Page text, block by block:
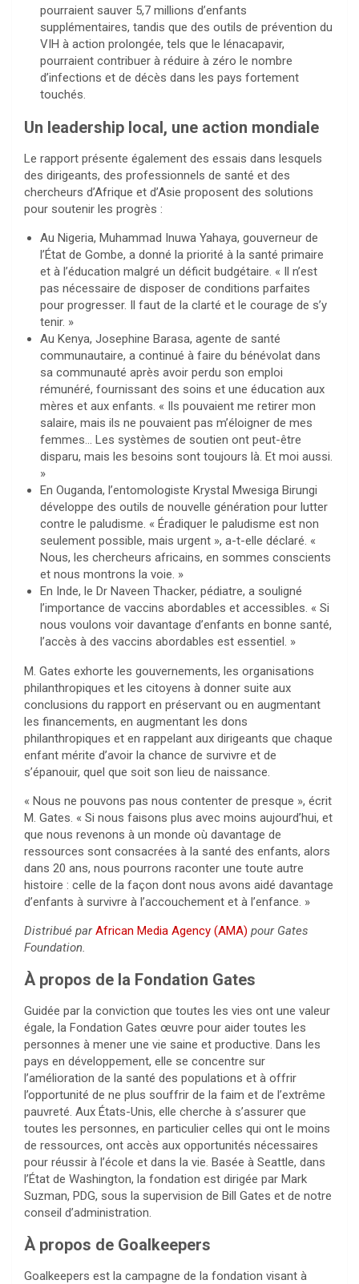
pourraient sauver 5,7 millions d’enfants
supplémentaires, tandis que des outils de prévention du
VIH à action prolongée, tels que le lénacapavir,
pourraient contribuer à réduire à zéro le nombre
d’infections et de décès dans les pays fortement
touchés.
Un leadership local, une action mondiale
Le rapport présente également des essais dans lesquels
des dirigeants, des professionnels de santé et des
chercheurs d’Afrique et d’Asie proposent des solutions
pour soutenir les progrès :
Au Nigeria, Muhammad Inuwa Yahaya, gouverneur de
l’État de Gombe, a donné la priorité à la santé primaire
et à l’éducation malgré un déficit budgétaire. « Il n’est
pas nécessaire de disposer de conditions parfaites
pour progresser. Il faut de la clarté et le courage de s’y
tenir. »
Au Kenya, Josephine Barasa, agente de santé
communautaire, a continué à faire du bénévolat dans
sa communauté après avoir perdu son emploi
rémunéré, fournissant des soins et une éducation aux
mères et aux enfants. « Ils pouvaient me retirer mon
salaire, mais ils ne pouvaient pas m’éloigner de mes
femmes… Les systèmes de soutien ont peut-être
disparu, mais les besoins sont toujours là. Et moi aussi.
»
En Ouganda, l’entomologiste Krystal Mwesiga Birungi
développe des outils de nouvelle génération pour lutter
contre le paludisme. « Éradiquer le paludisme est non
seulement possible, mais urgent », a-t-elle déclaré. «
Nous, les chercheurs africains, en sommes conscients
et nous montrons la voie. »
En Inde, le Dr Naveen Thacker, pédiatre, a souligné
l’importance de vaccins abordables et accessibles. « Si
nous voulons voir davantage d’enfants en bonne santé,
l’accès à des vaccins abordables est essentiel. »
M. Gates exhorte les gouvernements, les organisations
philanthropiques et les citoyens à donner suite aux
conclusions du rapport en préservant ou en augmentant
les financements, en augmentant les dons
philanthropiques et en rappelant aux dirigeants que chaque
enfant mérite d’avoir la chance de survivre et de
s’épanouir, quel que soit son lieu de naissance.
« Nous ne pouvons pas nous contenter de presque », écrit
M. Gates. « Si nous faisons plus avec moins aujourd’hui, et
que nous revenons à un monde où davantage de
ressources sont consacrées à la santé des enfants, alors
dans 20 ans, nous pourrons raconter une toute autre
histoire : celle de la façon dont nous avons aidé davantage
d’enfants à survivre à l’accouchement et à l’enfance. »
Distribué parAfrican Media Agency (AMA) pour Gates
Foundation.
À propos de la Fondation Gates
Guidée par la conviction que toutes les vies ont une valeur
égale, la Fondation Gates œuvre pour aider toutes les
personnes à mener une vie saine et productive. Dans les
pays en développement, elle se concentre sur
l’amélioration de la santé des populations et à offrir
l’opportunité de ne plus souffrir de la faim et de l’extrême
pauvreté. Aux États-Unis, elle cherche à s’assurer que
toutes les personnes, en particulier celles qui ont le moins
de ressources, ont accès aux opportunités nécessaires
pour réussir à l’école et dans la vie. Basée à Seattle, dans
l’État de Washington, la fondation est dirigée par Mark
Suzman, PDG, sous la supervision de Bill Gates et de notre
conseil d’administration.
À propos de Goalkeepers
Goalkeepers est la campagne de la fondation visant à